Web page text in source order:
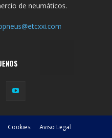
de neumáticos.
Cookies Aviso Legal